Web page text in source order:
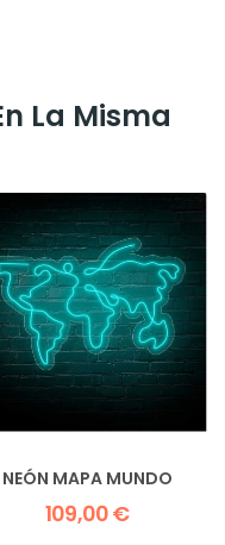
La Misma
NEÓN MAPA MUNDO
109,00 €